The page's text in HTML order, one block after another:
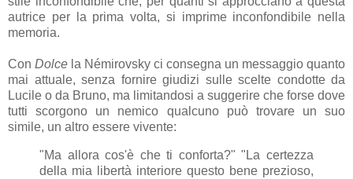
autrice per la prima volta, si imprime inconfondibile nella
memoria.
Con Dolce la Némirovsky ci consegna un messaggio quanto
mai attuale, senza fornire giudizi sulle scelte condotte da
Lucile o da Bruno, ma limitandosi a suggerire che forse dove
tutti scorgono un nemico qualcuno può trovare un suo
simile, un altro essere vivente:
"Ma allora cos'è che ti conforta?" "La certezza
della mia libertà interiore questo bene prezioso,